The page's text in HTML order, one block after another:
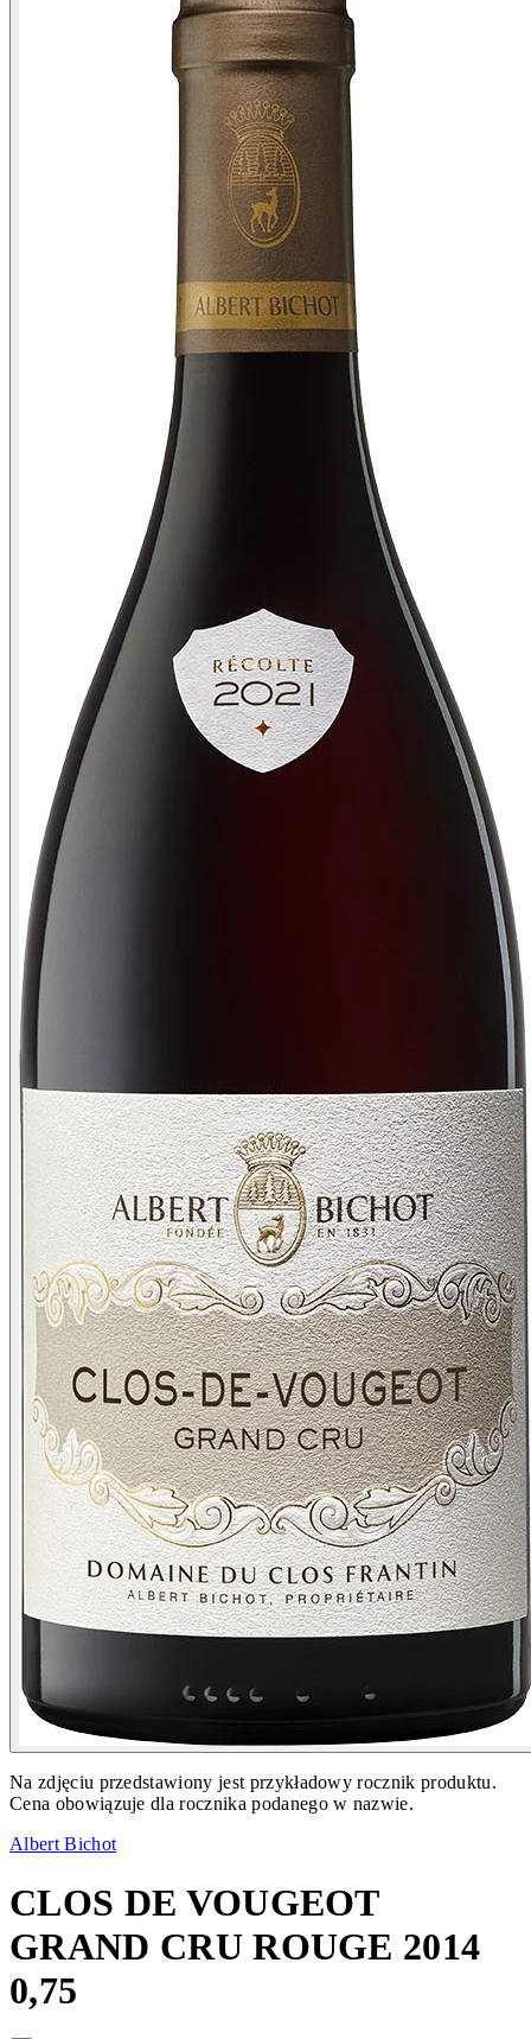
Na zdjęciu przedstawiony jest przykładowy rocznik produktu.
Cena obowiązuje dla rocznika podanego w nazwie.
Albert Bichot
CLOS DE VOUGEOT
GRAND CRU ROUGE 2014
0,75